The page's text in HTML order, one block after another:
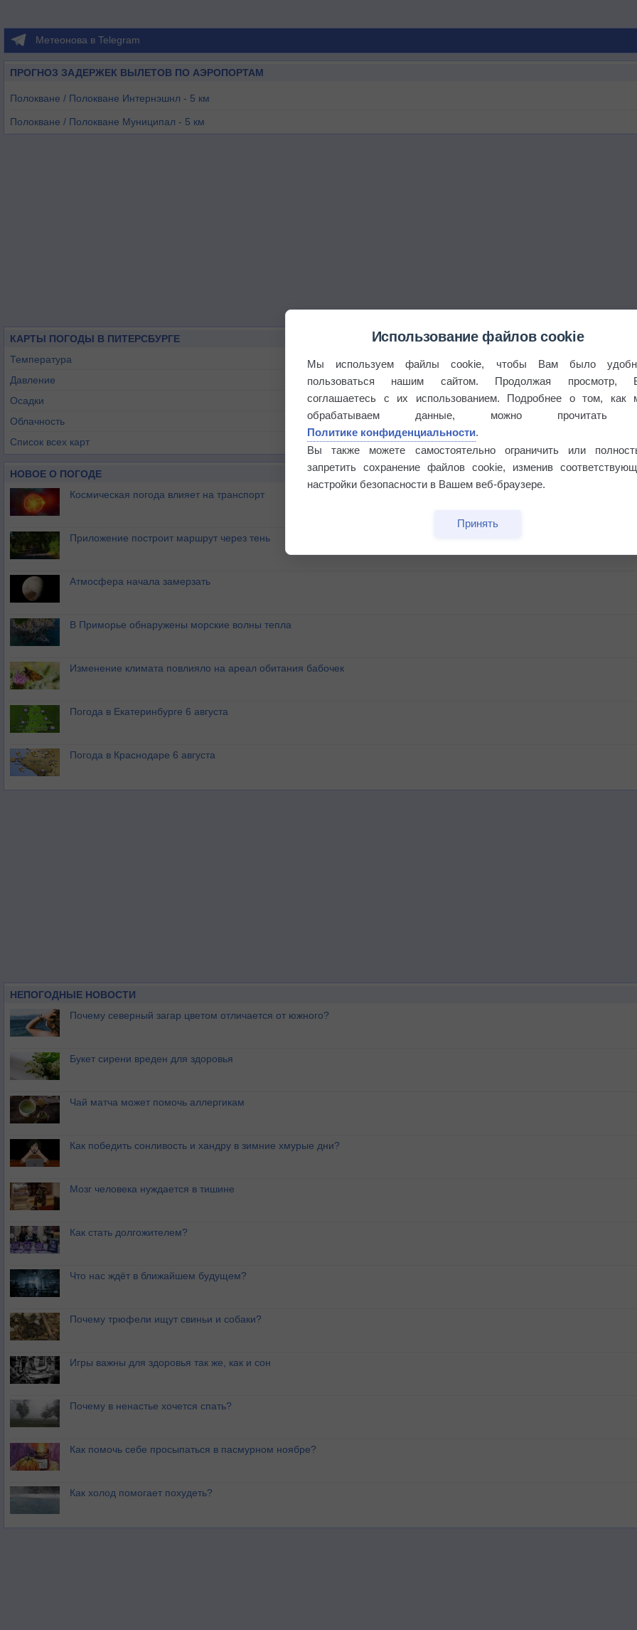
Метеонова в Telegram
ПРОГНОЗ ЗАДЕРЖЕК ВЫЛЕТОВ ПО АЭРОПОРТАМ
Полокване / Полокване Интернэшнл - 5 км
Полокване / Полокване Муниципал - 5 км
КАРТЫ ПОГОДЫ В ПИТЕРСБУРГЕ
Температура
Давление
Осадки
Облачность
Список всех карт
НОВОЕ О ПОГОДЕ
Космическая погода влияет на транспорт
Приложение построит маршрут через тень
Атмосфера начала замерзать
В Приморье обнаружены морские волны тепла
Изменение климата повлияло на ареал обитания бабочек
Погода в Екатеринбурге 6 августа
Погода в Краснодаре 6 августа
НЕПОГОДНЫЕ НОВОСТИ
Почему северный загар цветом отличается от южного?
Букет сирени вреден для здоровья
Чай матча может помочь аллергикам
Как победить сонливость и хандру в зимние хмурые дни?
Мозг человека нуждается в тишине
Как стать долгожителем?
Что нас ждёт в ближайшем будущем?
Почему трюфели ищут свиньи и собаки?
Игры важны для здоровья так же, как и сон
Почему в ненастье хочется спать?
Как помочь себе просыпаться в пасмурном ноябре?
Как холод помогает похудеть?
Использование файлов cookie
Мы используем файлы cookie, чтобы Вам было
пользоваться нашим сайтом. Продолжая просмотр,
соглашаетесь с их использованием. Подробнее о том, как
обрабатываем данные, можно прочитать
Политике конфиденциальности.
Вы также можете самостоятельно ограничить или
запретить сохранение файлов cookie, изменив
настройки безопасности в Вашем веб-браузере.
Принять